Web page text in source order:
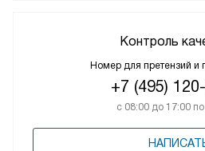
Контроль
Номер для претензий и
+7 (495)
с 08:00 до 17:00